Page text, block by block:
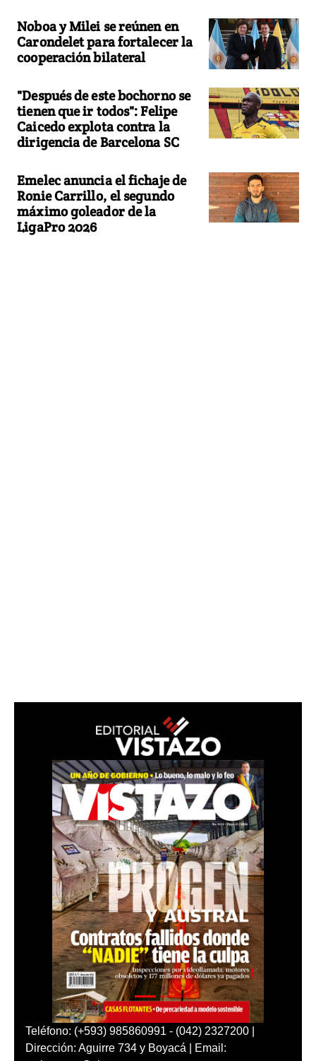
Noboa y Milei se reúnen en
Carondelet para fortalecer la
cooperación bilateral
"Después de este bochorno se
tienen que ir todos": Felipe
Caicedo explota contra la
dirigencia de Barcelona SC
Emelec anuncia el fichaje de
Ronie Carrillo, el segundo
máximo goleador de la
LigaPro 2026
Teléfono: (+593) 985860991 - (042) 2327200 |
Dirección: Aguirre 734 y Boyacá | Email: